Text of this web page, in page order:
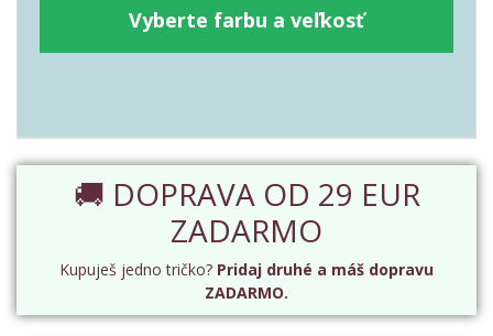
Vyberte farbu a veľkosť
🚚 DOPRAVA OD 29 EUR
ZADARMO
Kupuješ jedno tričko? Pridaj druhé a máš dopravu
ZADARMO.